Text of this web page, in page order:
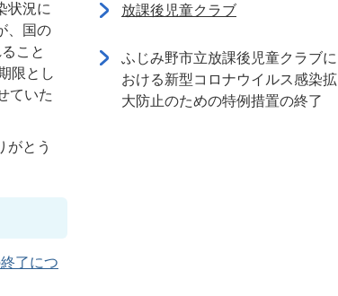
状況に
、国の
こと
限とし
ていた
がとう
了につ
放課後児童クラブ
ふじみ野市立放課後児童クラブに
おける新型コロナウイルス感染拡
大防止のための特例措置の終了